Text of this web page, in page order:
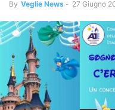
By Veglie News - 27 Giugno